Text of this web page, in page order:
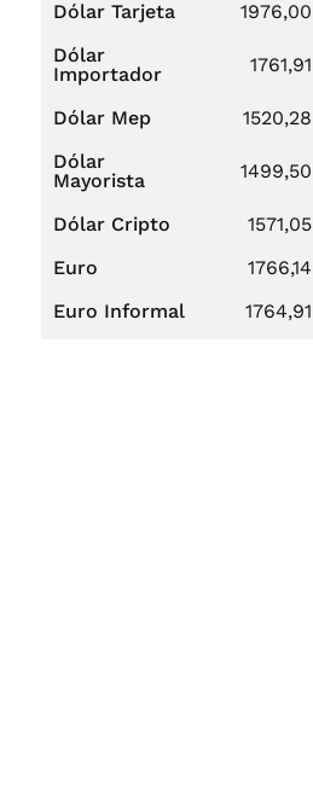
Dólar Tarjeta
1976,00
Dólar
Importador
1761,91
Dólar Mep 1520,28
Dólar
Mayorista
1499,50
Dólar Cripto 1571,05
Euro
1766,14
Euro Informal
1764,91